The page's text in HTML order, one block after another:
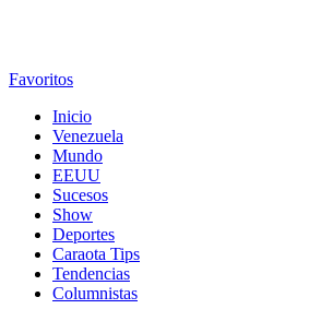
Favoritos
Inicio
Venezuela
Mundo
EEUU
Sucesos
Show
Deportes
Caraota Tips
Tendencias
Columnistas